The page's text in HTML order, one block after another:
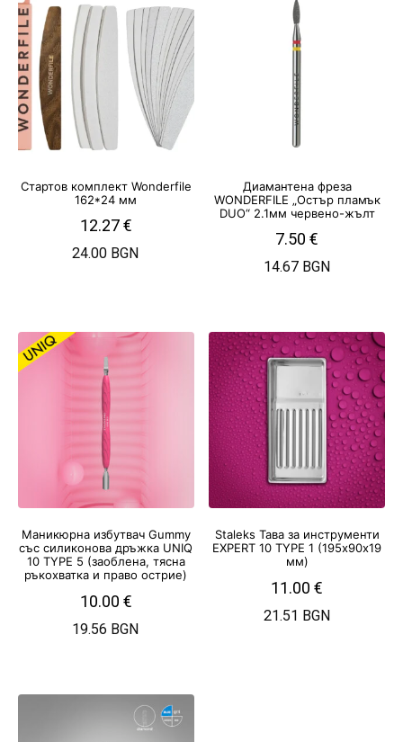
Стартов комплект Wonderfile
162*24 мм
12.27€
24.00 BGN
Диамантена фреза
WONDERFILE „Остър пламък
DUO“ 2.1мм червено-жълт
7.50€
14.67 BGN
Маникюрна избутвач Gummy
със силиконова дръжка UNIQ
10 TYPE 5 (заоблена, тясна
ръкохватка и право острие)
10.00 €
19.56 BGN
Staleks Тава за инструменти
EXPERT 10 TYPE 1 (195х90х19
мм)
11.00€
21.51 BGN